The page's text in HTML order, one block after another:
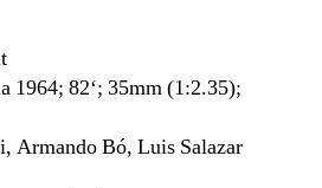
1964; 82‘; 35mm (1:2.35);
Armando Bó, Luis Salazar